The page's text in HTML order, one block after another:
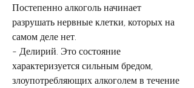
Постепенно алкоголь начинает
разрушать нервные клетки, которых на
самом деле нет.
- Делирий. Это состояние
характеризуется сильным бредом,
злоупотребляющих алкоголем в течение